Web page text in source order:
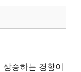
승하는 경향이